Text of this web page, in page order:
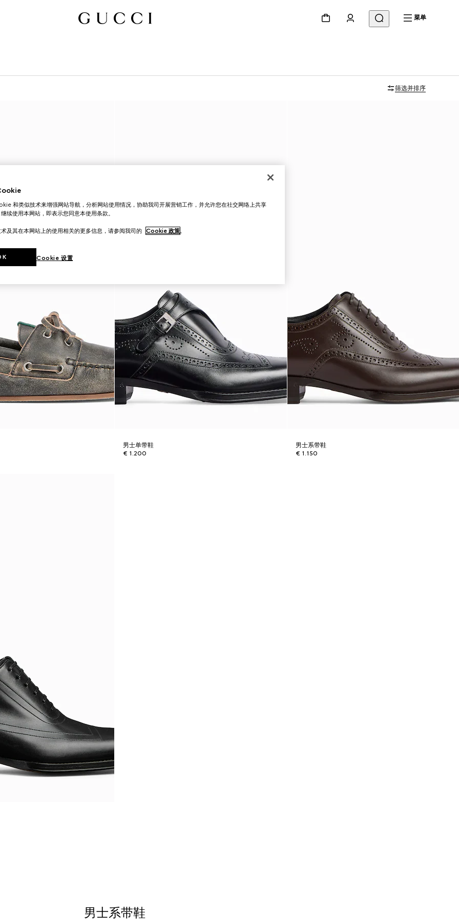
菜单
筛选并排序
男士单带鞋
€ 1.200
男士系带鞋
€ 1.150
男士系带鞋
和类似技术来增强网站导航，分析网站使用情况，协助我司开展营销工作，并允许您在社交网络上共享
续使用本网站，即表示您同意本使用条款。
及其在本网站上的使用相关的更多信息，请参阅我司的 Cookie 政策。
Cookie 设置